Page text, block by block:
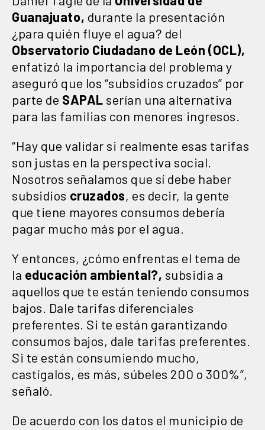
Guanajuato, durante la presentación
¿para quién fluye el agua? del
Observatorio Ciudadano de León (OCL),
enfatizó la importancia del problema y
aseguró que los “subsidios cruzados” por
parte de SAPAL serían una alternativa
para las familias con menores ingresos.
“Hay que validar si realmente esas tarifas
son justas en la perspectiva social.
Nosotros señalamos que sí debe haber
subsidios cruzados, es decir, la gente
que tiene mayores consumos debería
pagar mucho más por el agua.
Y entonces, ¿cómo enfrentas el tema de
la educación ambiental?, subsidia a
aquellos que te están teniendo consumos
bajos. Dale tarifas diferenciales
preferentes. Si te están garantizando
consumos bajos, dale tarifas preferentes.
Si te están consumiendo mucho,
castígalos, es más, súbeles 200 o 300%”,
señaló.
De acuerdo con los datos el municipio de